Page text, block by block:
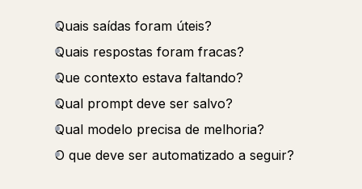
Quais saídas foram úteis?
Quais respostas foram fracas?
Que contexto estava faltando?
Qual prompt deve ser salvo?
Qual modelo precisa de melhoria?
O que deve ser automatizado a seguir?